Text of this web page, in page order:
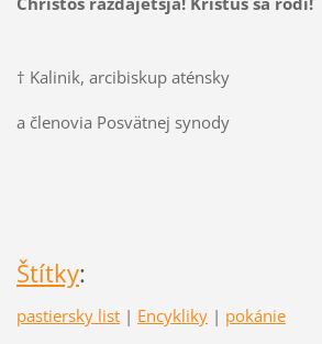
† Kalinik, arcibiskup aténsky
a členovia Posvätnej synody
Štítky:
pastiersky list | Encykliky | pokánie